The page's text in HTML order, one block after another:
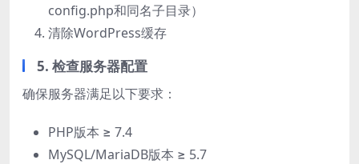
config.php和同名子目录）
清除WordPress缓存
5. 检查服务器配置
确保服务器满足以下要求：
PHP版本 ≥ 7.4
MySQL/MariaDB版本 ≥ 5.7